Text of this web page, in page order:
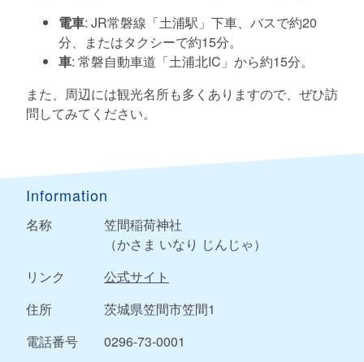
電車: JR常磐線「土浦駅」下車、バスで約20
分、またはタクシーで約15分。
車: 常磐自動車道「土浦北IC」から約15分。
また、周辺には観光名所も多くありますので、ぜひ訪
問してみてください。
Information
名称
笠間稲荷神社
（かさま いなり じんじゃ）
リンク
公式サイト
住所
茨城県笠間市笠間1
電話番号
0296-73-0001